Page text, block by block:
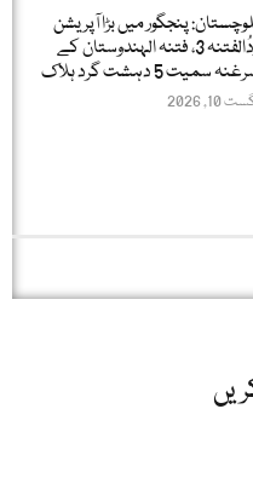
پنجگور میں بڑا آپریشن
ردُالفتنہ 3، فتنہ الہندوستان کے
سمیت 5 دہشت گرد ہلاک
10, 2026